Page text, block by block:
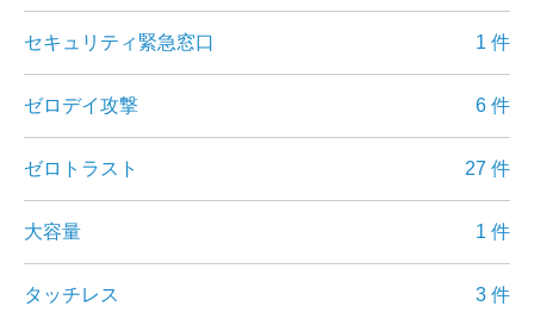
セキュリティ緊急窓口 1 件
ゼロデイ攻撃 6 件
ゼロトラスト 27 件
大容量 1 件
タッチレス 3 件